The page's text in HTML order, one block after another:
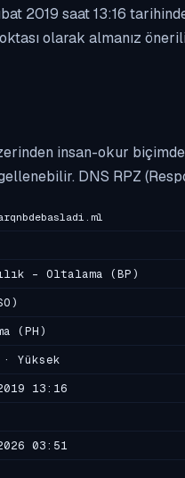
2019 saat 13:16
olarak almanız
insan-okur
DNS RPZ
- Oltalama (BP)
(PH)
Yüksek
13:16
03:51